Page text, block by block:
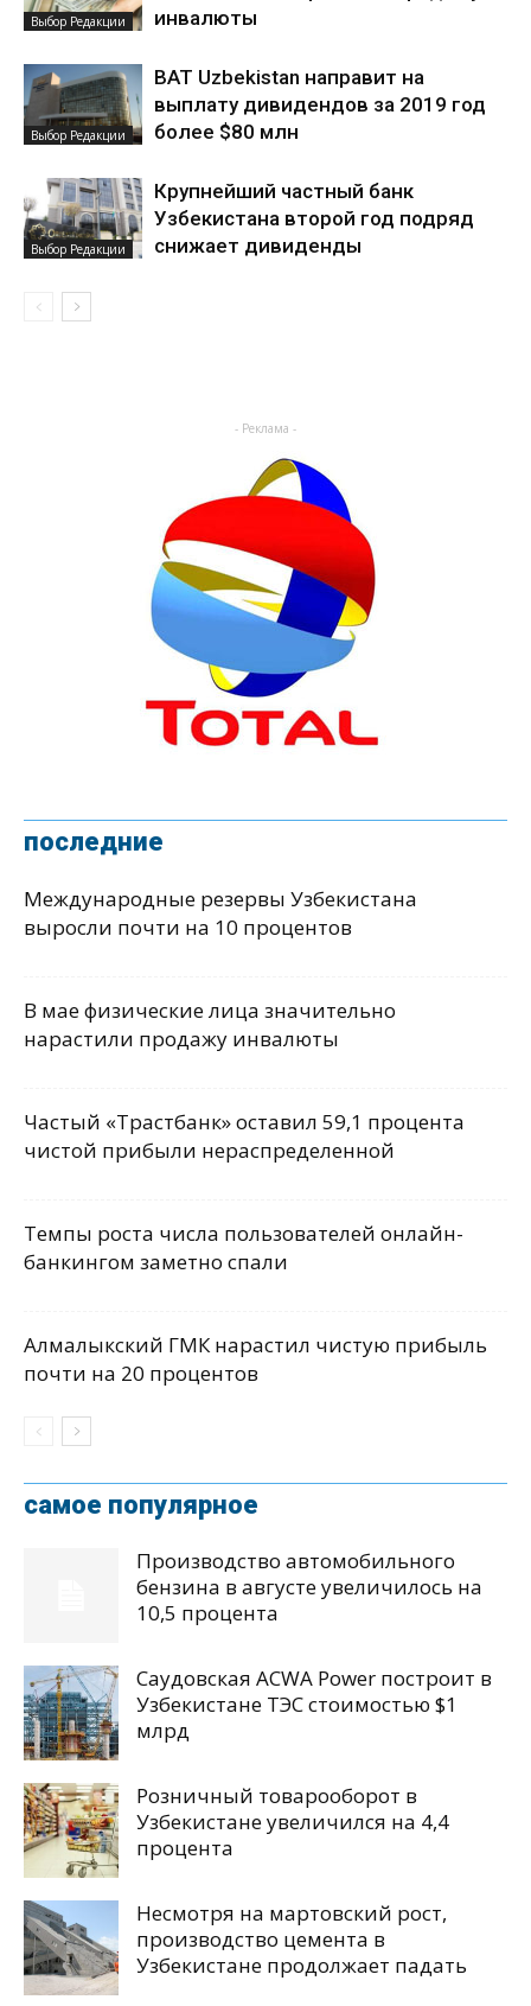
Выбор Редакции
инвалюты
Выбор Редакции
BAT Uzbekistan направит на
выплату дивидендов за 2019 год
более $80 млн
Выбор Редакции
Крупнейший частный банк
Узбекистана второй год подряд
снижает дивиденды
- Реклама -
последние
Международные резервы Узбекистана
выросли почти на 10 процентов
В мае физические лица значительно
нарастили продажу инвалюты
Частый «Трастбанк» оставил 59,1 процента
чистой прибыли нераспределенной
Темпы роста числа пользователей онлайн-
банкингом заметно спали
Алмалыкский ГМК нарастил чистую прибыль
почти на 20 процентов
самое популярное
Производство автомобильного
бензина в августе увеличилось на
10,5 процента
Саудовская ACWA Power построит в
Узбекистане ТЭС стоимостью $1
млрд
Розничный товарооборот в
Узбекистане увеличился на 4,4
процента
Несмотря на мартовский рост,
производство цемента в
Узбекистане продолжает падать